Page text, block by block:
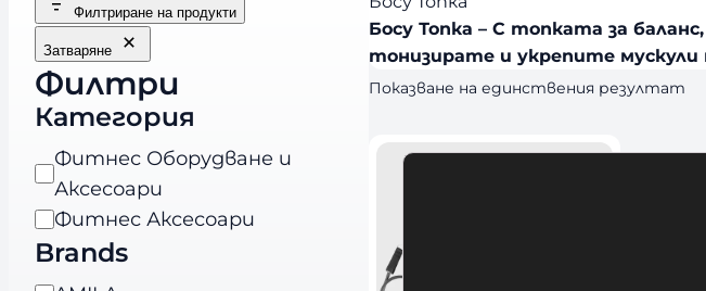
Филтриране на продукти
Затваряне
Филтри
Категория
а
т
е
г
Фитнес Оборудване и
Аксесоари
Фитнес Аксесоари
Brands
Босу Топка – С топката за
тонизирате и укрепите мускули
Показване на единствения резултат